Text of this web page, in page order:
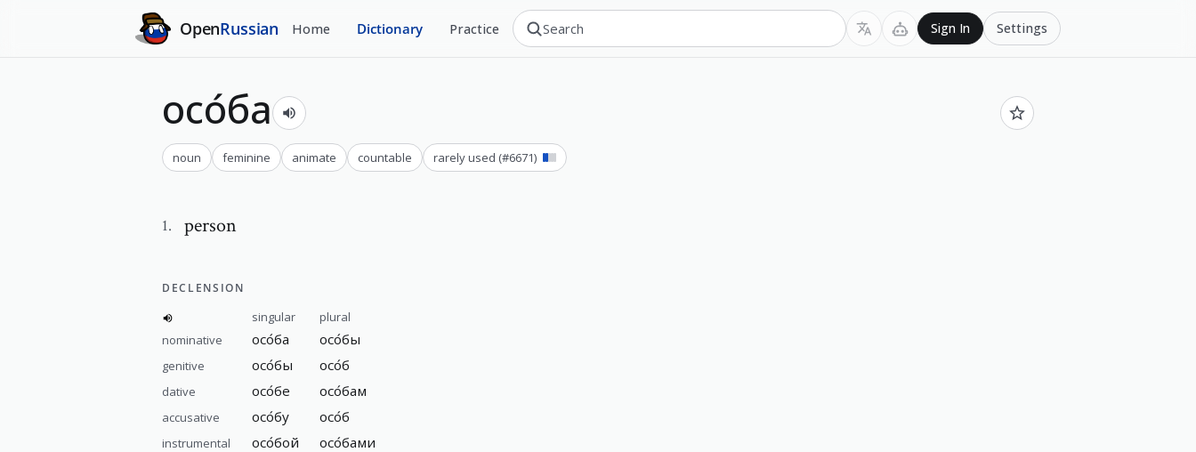
OpenRussian Home Dictionary Practice Sign In Settings
осо́ба
noun feminine animate countable rarely used (#6671)
1. person
DECLENSION
singular
plural
nominative
осо́ба осо́бы
genitive осо́бы осо́б
dative осо́бе осо́бам
accusative осо́бу осо́б
instrumental
осо́бой
осо́бами